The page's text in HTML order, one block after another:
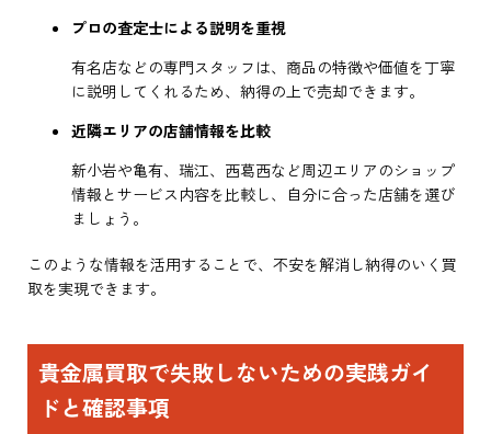
プロの査定士による説明を重視
有名店などの専門スタッフは、商品の特徴や価値を丁寧
に説明してくれるため、納得の上で売却できます。
近隣エリアの店舗情報を比較
新小岩や亀有、瑞江、西葛西など周辺エリアのショップ
情報とサービス内容を比較し、自分に合った店舗を選び
ましょう。
このような情報を活用することで、不安を解消し納得のいく買
取を実現できます。
貴金属買取で失敗しないための実践ガイ
ドと確認事項